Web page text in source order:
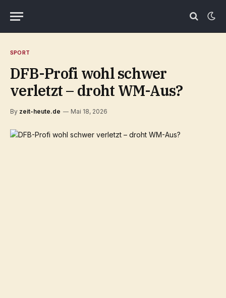
SPORT
DFB-Profi wohl schwer
verletzt – droht WM-Aus?
By zeit-heute.de Mai 18, 2026